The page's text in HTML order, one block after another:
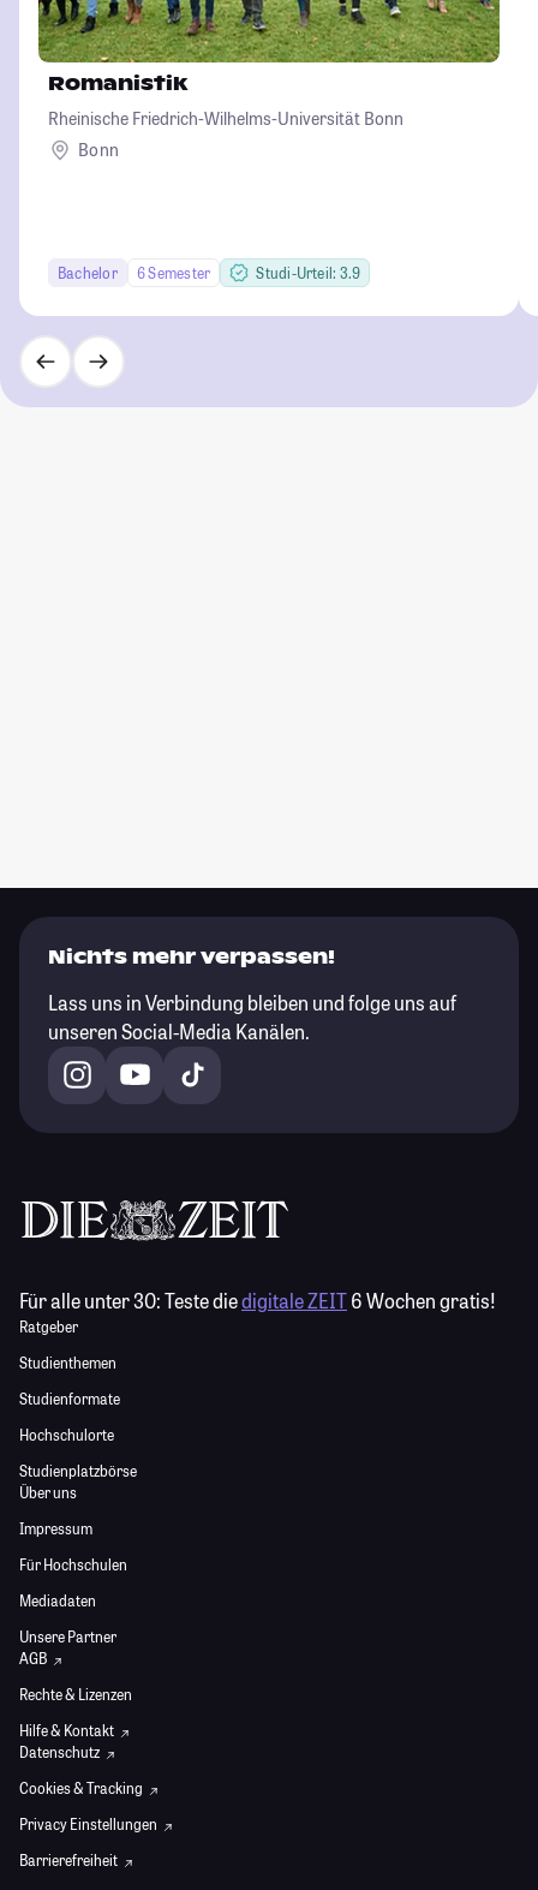
Romanistik
Rheinische Friedrich-Wilhelms-Universität Bonn
Bonn
Bachelor 6 Semester Studi-Urteil: 3.9
Nichts mehr verpassen!
Lass uns in Verbindung bleiben und folge uns auf
unseren Social-Media Kanälen.
Für alle unter 30:Teste diedigitale ZEIT6 Wochen gratis!
Ratgeber
Studienthemen
Studienformate
Hochschulorte
Studienplatzbörse
Über uns
Impressum
Für Hochschulen
Mediadaten
Unsere Partner
AGB
Rechte & Lizenzen
Hilfe & Kontakt
Datenschutz
Cookies & Tracking
Privacy Einstellungen
Barrierefreiheit